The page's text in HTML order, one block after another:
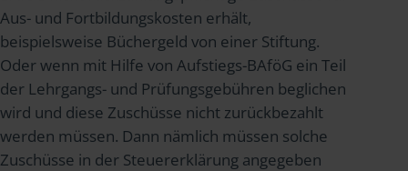
Aus- und Fortbildungskosten erhält,
beispielsweise Büchergeld von einer Stiftung.
Oder wenn mit Hilfe von Aufstiegs-BAföG ein Teil
der Lehrgangs- und Prüfungsgebühren beglichen
wird und diese Zuschüsse nicht zurückbezahlt
werden müssen. Dann nämlich müssen solche
Zuschüsse in der Steuererklärung angegeben